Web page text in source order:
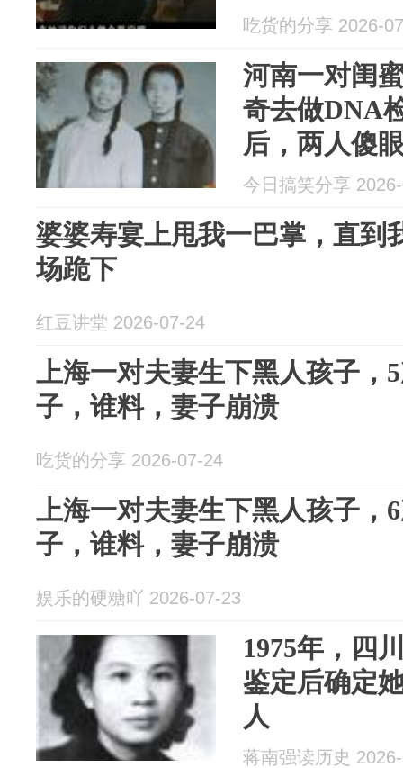
吃货的分享 2026-
河南一对闺
奇去做DNA
后，两人傻
今日搞笑分享
婆婆寿宴上甩我一巴掌，直到
场跪下
红豆讲堂 2026-07-24
上海一对夫妻生下黑人孩子，
子，谁料，妻子崩溃
吃货的分享 2026-07-24
上海一对夫妻生下黑人孩子，
子，谁料，妻子崩溃
娱乐的硬糖吖 2026-07-23
1975年，四
鉴定后确定
人
蒋南强读历史